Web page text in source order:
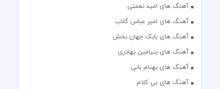
آهنگ های امید نعمتی
آهنگ های امیر عباس گلاب
آهنگ های بابک جهان بخش
آهنگ های بنیامین بهادری
آهنگ های بهنام بانی
آهنگ های بی کلام